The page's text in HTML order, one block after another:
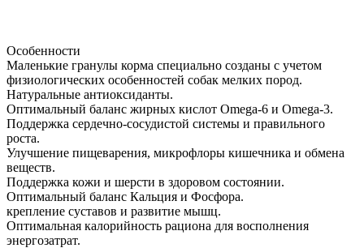
Особенности
Маленькие гранулы корма специально созданы с учетом
физиологических особенностей собак мелких пород.
Натуральные антиоксиданты.
Оптимальный баланс жирных кислот Omega-6 и Omega-3.
Поддержка сердечно-сосудистой системы и правильного
роста.
Улучшение пищеварения, микрофлоры кишечника и обмена
веществ.
Поддержка кожи и шерсти в здоровом состоянии.
Оптимальный баланс Кальция и Фосфора.
крепление суставов и развитие мышц.
Оптимальная калорийность рациона для восполнения
энергозатрат.